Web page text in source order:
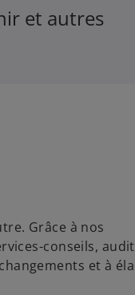
et autres
Grâce à nos
conseils,
et à